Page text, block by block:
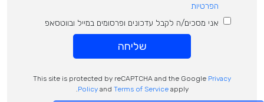
הפרטיות
אני מסכים/ה לקבל עדכונים ופרסומים במייל ובווטסאפ
שליחה
This site is protected by reCAPTCHA and the Google Privacy
Policyand Terms of Serviceapply.